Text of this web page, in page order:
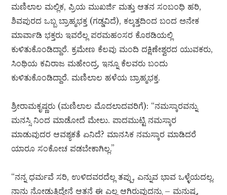
ಮಣಿಲಾಲ ಮಲ್ಲಿಕ, ಪ್ರಿಯ ಮುಖರ್ಜಿ ಮತ್ತು ಆತನ ಸಂಬಂಧಿ ಹರಿ,
ಶಿವಪುರದ ಒಬ್ಬ ಬ್ರಾಹ್ಮಭಕ್ತ (ಗಡ್ಡವಿದೆ), ಕಲ್ಕತ್ತದಿಂದ ಬಂದ ಅನೇಕ
ಮಾರ್ವಾಡಿ ಭಕ್ತರು ಇವರೆಲ್ಲ ಪರಮಹಂಸರ ಕೊಠಡಿಯಲ್ಲಿ
ಕುಳಿತುಕೊಂಡಿದ್ದಾರೆ. ಕ್ರಮೇಣ ಕೆಲವು ಮಂದಿ ದಕ್ಷಿಣೇಶ್ವರದ ಯುವಕರು,
ಸಿಂಥಿಯ ಕವಿರಾಜ ಮಹೇಂದ್ರ, ಇನ್ನೂ ಕೆಲವರು ಬಂದು
ಕುಳಿತುಕೊಂಡಿದ್ದಾರೆ. ಮಣಿಲಾಲ ಹಳೆಯ ಬ್ರಾಹ್ಮಭಕ್ತ.
ಶ್ರೀರಾಮಕೃಷ್ಣರು (ಮಣಿಲಾಲ ಮೊದಲಾದವರಿಗೆ): “ನಮಸ್ಕಾರವನ್ನು
ಮನಸ್ಸಿ ನಿಂದ ಮಾಡೋದೆ ಮೇಲು. ಪಾದಮುಟ್ಟಿ ನಮಸ್ಕಾರ
ಮಾಡುವುದರ ಆವಶ್ಯಕತೆ ಏನಿದೆ? ಮಾನಸಿಕ ನಮಸ್ಕಾರ ಮಾಡಿದರೆ
ಯಾರೂ ಸಂಕೋಚ ಪಡಬೇಕಾಗಿಲ್ಲ.”
“ನನ್ನ ಧರ್ಮವೆ ಸರಿ, ಉಳಿದವರದೆಲ್ಲ ತಪ್ಪು, ಎನ್ನುವ ಭಾವ ಒಳ್ಳೆಯದಲ್ಲ.
ನಾನು ನೋಡುತ್ತಿದ್ದೇನೆ ಆತನೆ ಈ ಎಲ್ಲ ಆಗಿರುವುದನ್ನು – ಮನುಷ್ಯ,